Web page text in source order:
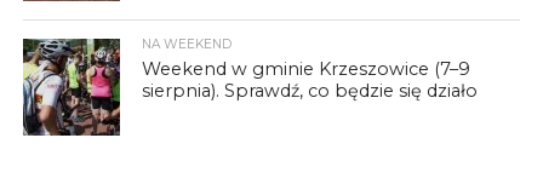
NA WEEKEND
Weekend w gminie Krzeszowice (7–9
sierpnia). Sprawdź, co będzie się działo